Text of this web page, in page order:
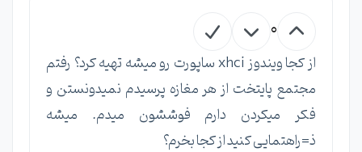
0
از کجا ویندوز xhci ساپورت رو میشه تهیه کرد؟ رفتم
مجتمع پایتخت از هر مغازه پرسیدم نمیدونستن و
فکر میکردن دارم فوششون میدم. میشه
ذ=راهتمایی کنید از کجا بخرم؟